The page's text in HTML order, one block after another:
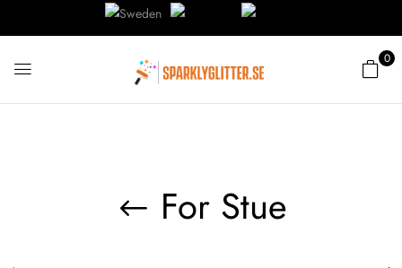
0
For Stue